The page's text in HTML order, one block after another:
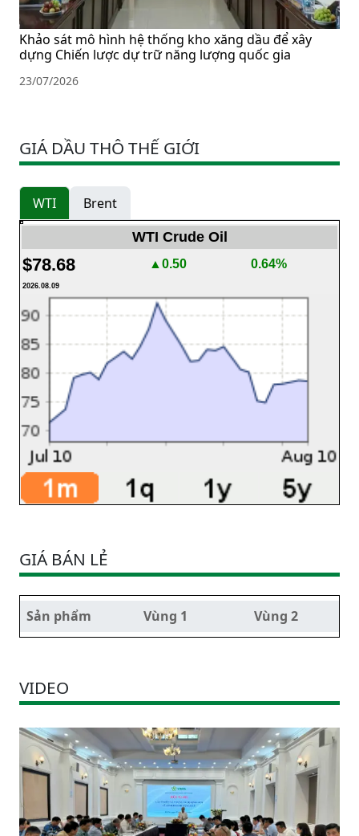
Khảo sát mô hình hệ thống kho xăng dầu để xây
dựng Chiến lược dự trữ năng lượng quốc gia
23/07/2026
GIÁ DẦU THÔ THẾ GIỚI
WTI Brent
WTI Crude Oil
$78.68 ▲0.50 0.64%
2026.08.09
GIÁ BÁN LẺ
Sản phẩm Vùng 1 Vùng 2
VIDEO